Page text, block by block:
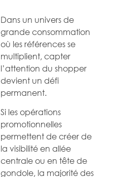
Dans un univers de
grande consommation
où les références se
multiplient, capter
l’attention du shopper
devient un défi
permanent.
Si les opérations
promotionnelles
permettent de créer de
la visibilité en allée
centrale ou en tête de
gondole, la majorité des